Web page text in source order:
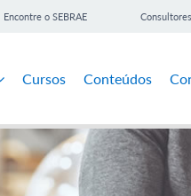
Encontre o SEBRAE Consultores
Cursos Conteúdos